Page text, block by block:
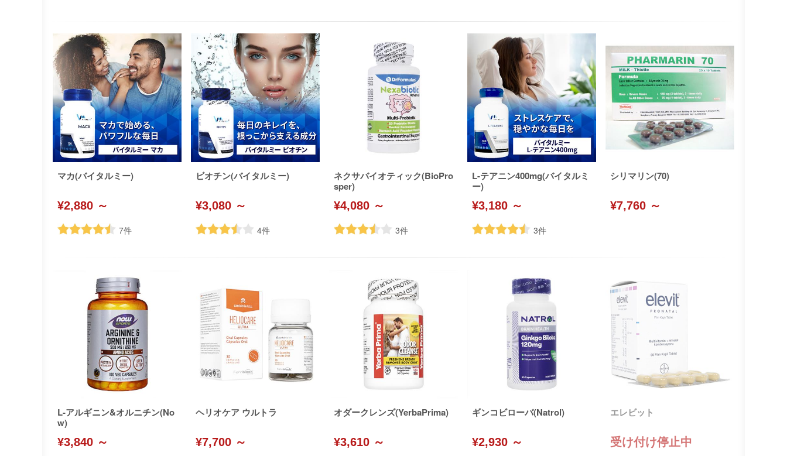
マカ(バイタルミー)
¥2,880 ～
7件
ビオチン(バイタルミー)
¥3,080 ～
4件
ネクサバイオティック(BioPro
sper)
¥4,080 ～
3件
L-テアニン400mg(バイタルミ
ー)
¥3,180 ～
3件
シリマリン(70)
¥7,760 ～
L-アルギニン&オルニチン(No
w)
¥3,840 ～
ヘリオケア ウルトラ
¥7,700 ～
オダークレンズ(YerbaPrima)
¥3,610 ～
ギンコビローバ(Natrol)
¥2,930 ～
エレビット
受け付け停止中